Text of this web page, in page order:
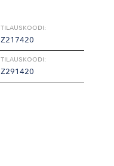
TILAUSKOODI:
Z217420
TILAUSKOODI:
Z291420